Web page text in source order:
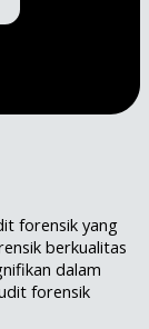
forensik yang
berkualitas
dalam
forensik